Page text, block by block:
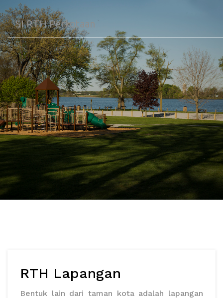
SI RTH Perkotaan
RTH Lapangan
Bentuk lain dari taman kota adalah lapangan